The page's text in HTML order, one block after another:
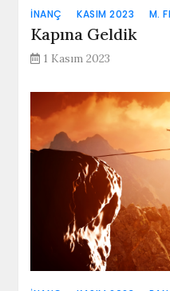
İNANÇ KASIM 2023 M.
Kapına Geldik
1 Kasım 2023